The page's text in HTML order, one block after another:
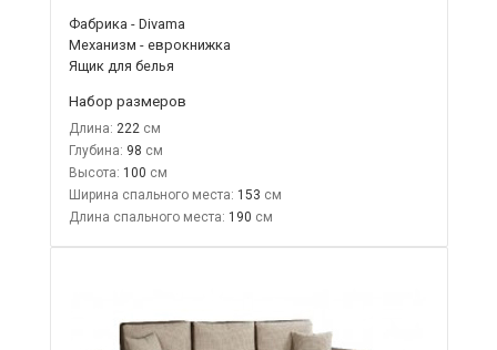
Фабрика - Divama
Механизм - еврокнижка
Ящик для белья
Набор размеров
Длина: 222
Глубина: 98
Высота: 100
Ширина спального места: 153
Длина спального места: 190